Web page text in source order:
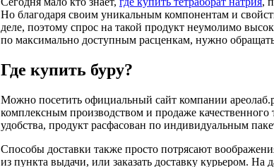
Но благодаря своим уникальным компонентам и
деле, поэтому спрос на такой продукт неумолимо
по максимально доступным расценкам, нужно
Где купить буру?
Можно посетить официальный сайт компании
комплексным производством и продаже качественного
удобства, продукт расфасован по индивидуальным
Способы доставки также просто потрясают
из пункта выдачи, или заказать доставку курьером. На